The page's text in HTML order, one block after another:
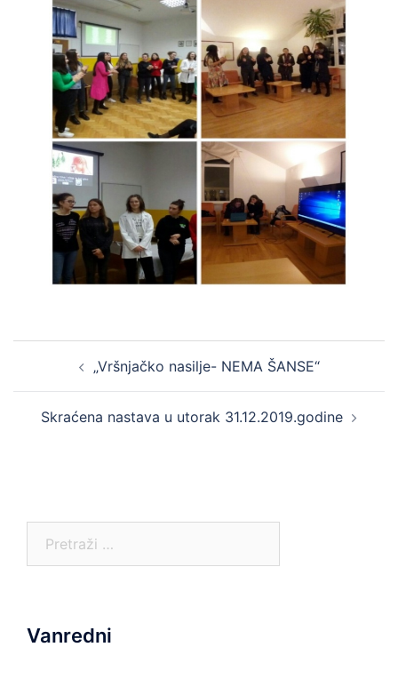
navigation„Vršnjačko nasilje- NEMA ŠANSE“
Skraćena nastava u utorak 31.12.2019.godine
Vanredni